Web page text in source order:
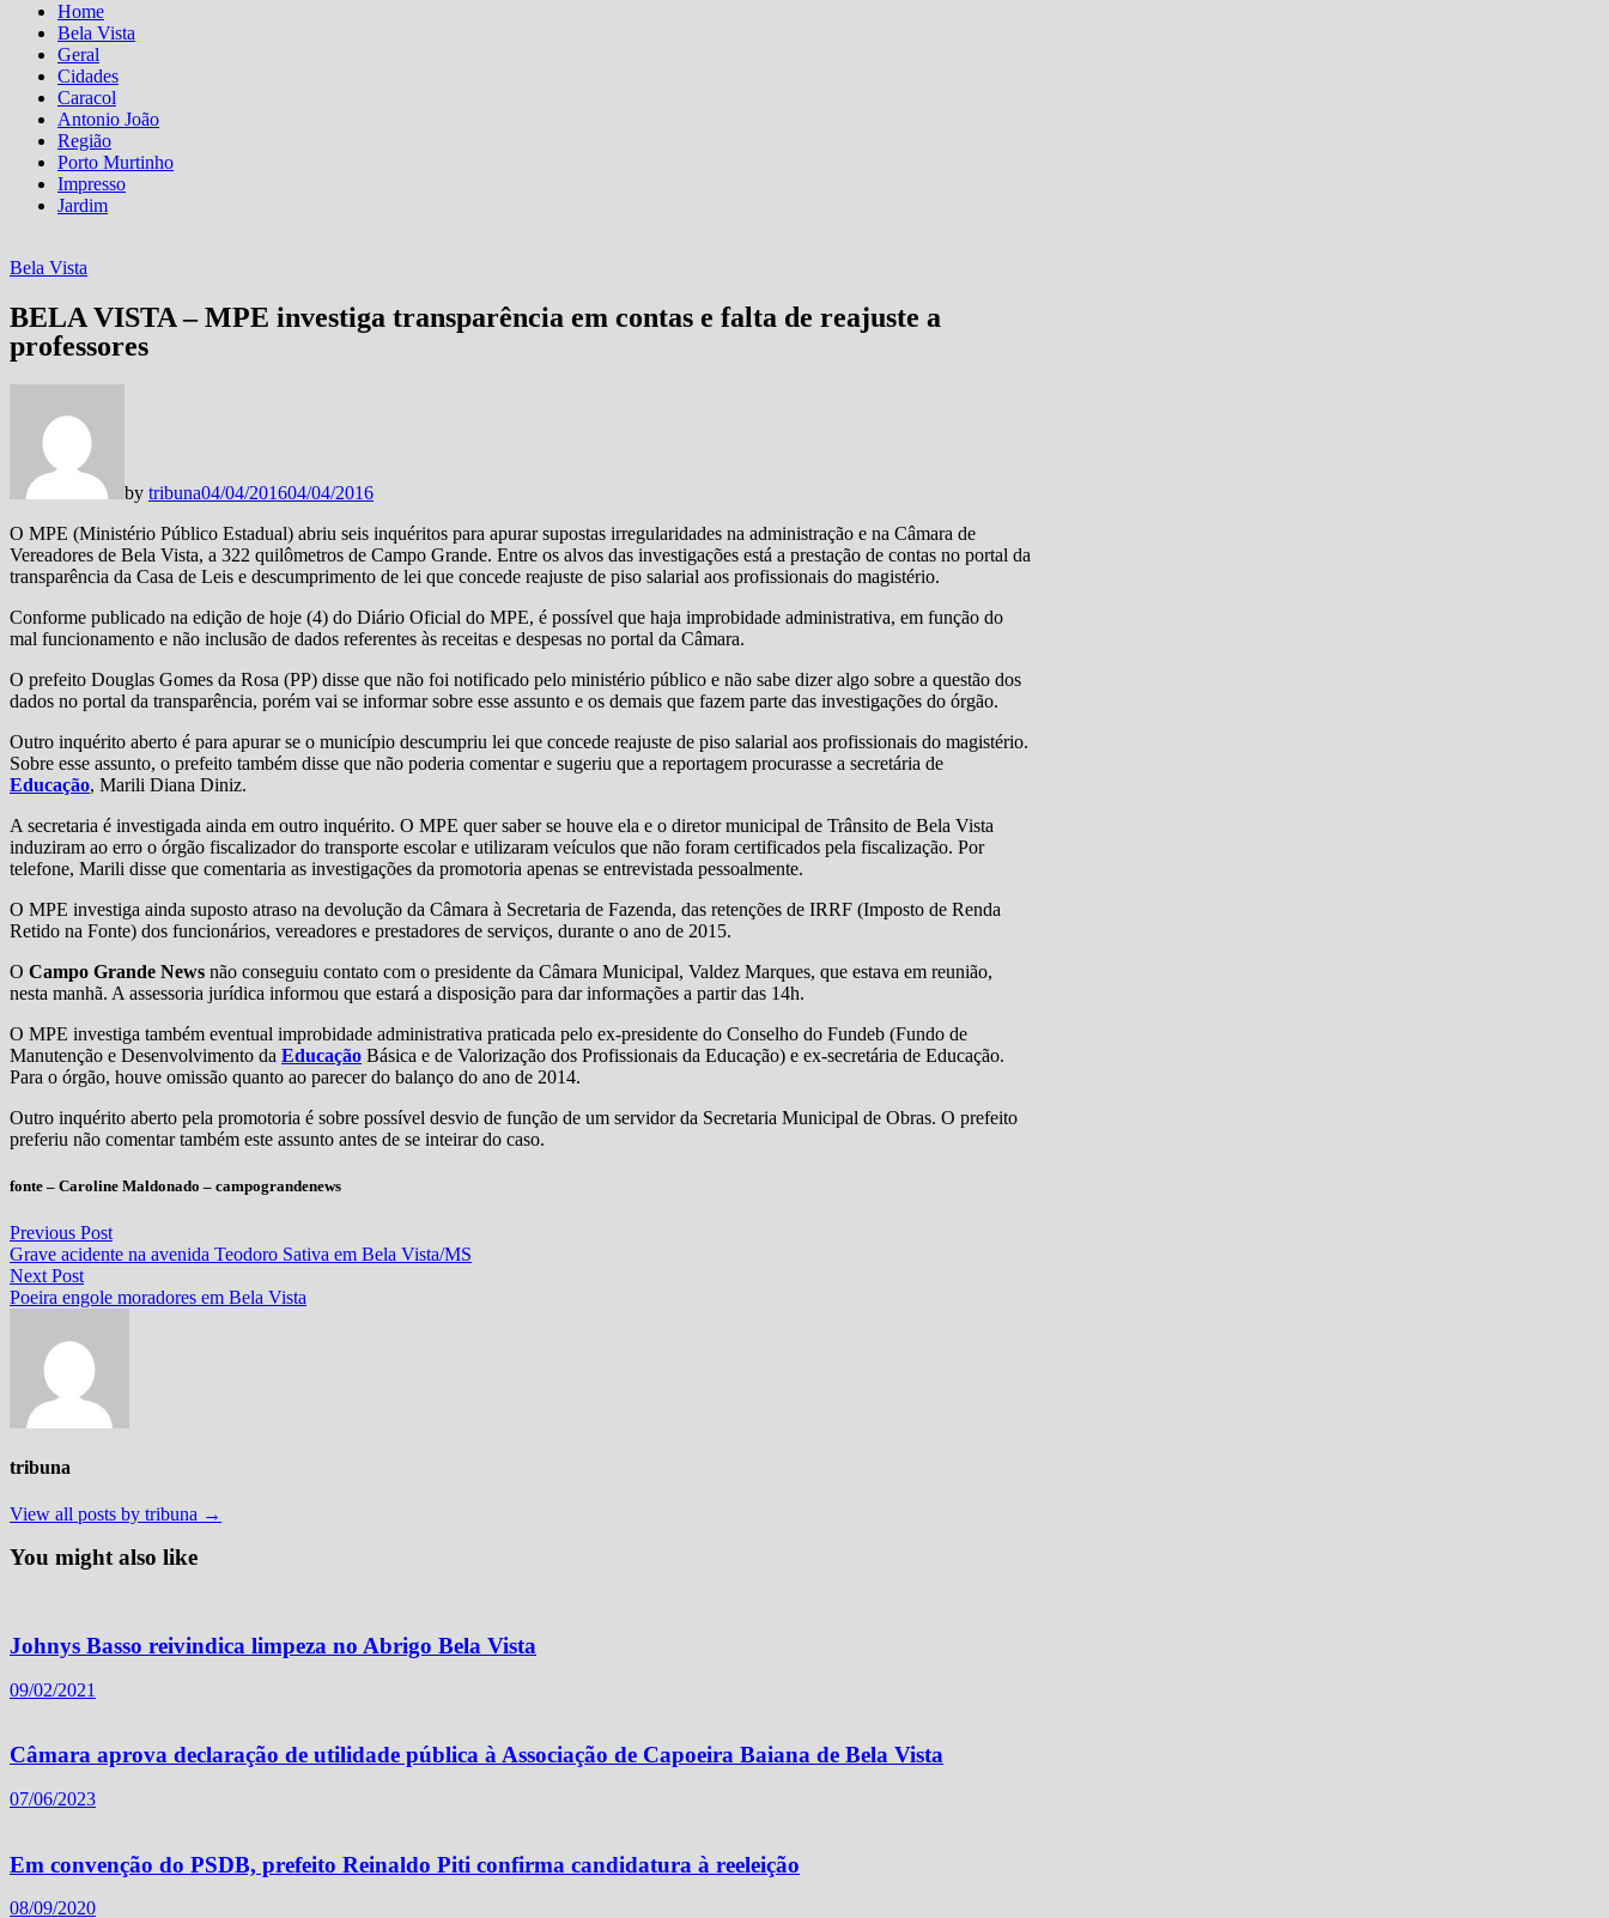
Home
Bela Vista
Geral
Cidades
Caracol
Antonio João
Região
Porto Murtinho
Impresso
Jardim
Bela Vista
BELA VISTA – MPE investiga transparência em contas e falta de reajuste a
professores
by tribuna04/04/201604/04/2016
O MPE (Ministério Público Estadual) abriu seis inquéritos para apurar supostas irregularidades na administração e na Câmara de
Vereadores de Bela Vista, a 322 quilômetros de Campo Grande. Entre os alvos das investigações está a prestação de contas no portal da
transparência da Casa de Leis e descumprimento de lei que concede reajuste de piso salarial aos profissionais do magistério.
Conforme publicado na edição de hoje (4) do Diário Oficial do MPE, é possível que haja improbidade administrativa, em função do
mal funcionamento e não inclusão de dados referentes às receitas e despesas no portal da Câmara.
O prefeito Douglas Gomes da Rosa (PP) disse que não foi notificado pelo ministério público e não sabe dizer algo sobre a questão dos
dados no portal da transparência, porém vai se informar sobre esse assunto e os demais que fazem parte das investigações do órgão.
Outro inquérito aberto é para apurar se o município descumpriu lei que concede reajuste de piso salarial aos profissionais do magistério.
Sobre esse assunto, o prefeito também disse que não poderia comentar e sugeriu que a reportagem procurasse a secretária de
Educação, Marili Diana Diniz.
A secretaria é investigada ainda em outro inquérito. O MPE quer saber se houve ela e o diretor municipal de Trânsito de Bela Vista
induziram ao erro o órgão fiscalizador do transporte escolar e utilizaram veículos que não foram certificados pela fiscalização. Por
telefone, Marili disse que comentaria as investigações da promotoria apenas se entrevistada pessoalmente.
O MPE investiga ainda suposto atraso na devolução da Câmara à Secretaria de Fazenda, das retenções de IRRF (Imposto de Renda
Retido na Fonte) dos funcionários, vereadores e prestadores de serviços, durante o ano de 2015.
O Campo Grande News não conseguiu contato com o presidente da Câmara Municipal, Valdez Marques, que estava em reunião,
nesta manhã. A assessoria jurídica informou que estará a disposição para dar informações a partir das 14h.
O MPE investiga também eventual improbidade administrativa praticada pelo ex-presidente do Conselho do Fundeb (Fundo de
Manutenção e Desenvolvimento da Educação Básica e de Valorização dos Profissionais da Educação) e ex-secretária de Educação.
Para o órgão, houve omissão quanto ao parecer do balanço do ano de 2014.
Outro inquérito aberto pela promotoria é sobre possível desvio de função de um servidor da Secretaria Municipal de Obras. O prefeito
preferiu não comentar também este assunto antes de se inteirar do caso.
fonte – Caroline Maldonado – campograndenews
Navegação
de
Post
Previous PostPrevious
post:
Grave acidente na avenida Teodoro Sativa em Bela Vista/MS
Next PostNext
post:
Poeira engole moradores em Bela Vista
tribuna
View all posts by tribuna →
You might also like
Johnys Basso reivindica limpeza no Abrigo Bela Vista
09/02/2021
Câmara aprova declaração de utilidade pública à Associação de Capoeira Baiana de Bela Vista
07/06/2023
Em convenção do PSDB, prefeito Reinaldo Piti confirma candidatura à reeleição
08/09/2020